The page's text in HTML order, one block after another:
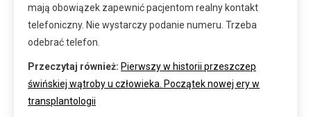
mają obowiązek zapewnić pacjentom realny kontakt
telefoniczny. Nie wystarczy podanie numeru. Trzeba
odebrać telefon.
Przeczytaj również: Pierwszy w historii przeszczep
świńskiej wątroby u człowieka. Początek nowej ery w
transplantologii